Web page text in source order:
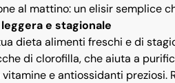
al mattino: un elisir semplice
e stagionale
dieta alimenti freschi e di
di clorofilla, che aiuta a
e antiossidanti preziosi.